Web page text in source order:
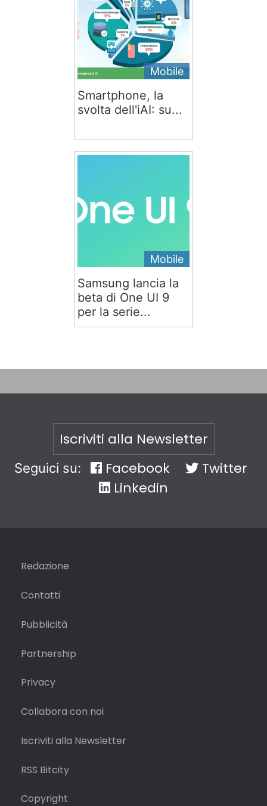
Mobile
Smartphone, la
svolta dell'iAI: su...
Mobile
Samsung lancia la
beta di One UI 9
per la serie...
Iscriviti alla Newsletter
Seguici su: Facebook
Twitter
Linkedin
Redazione
Contatti
Pubblicità
Partnership
Privacy
Collabora con noi
Iscriviti alla Newsletter
RSS Bitcity
Copyright